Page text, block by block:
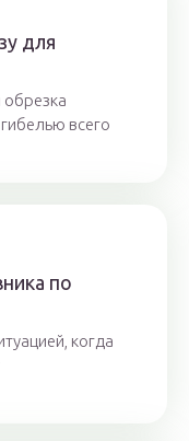
для
всего
по
когда